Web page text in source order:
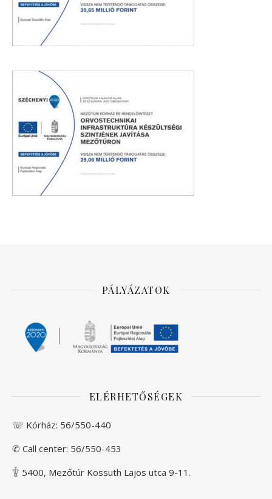
PÁLYÁZATOK
ELÉRHETŐSÉGEK
☏ Kórház: 56/550-440
✆ Call center: 56/550-453
𓇚 5400, Mezőtúr Kossuth Lajos utca 9-11.